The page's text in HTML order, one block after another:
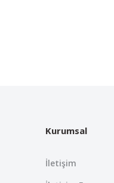
Kurumsal
İletişim